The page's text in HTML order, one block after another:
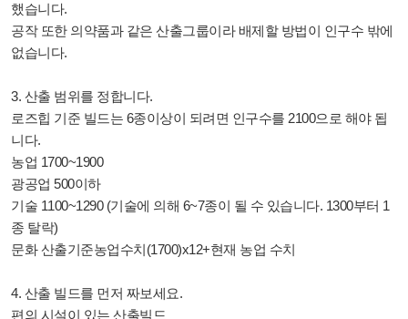
했습니다.
공작 또한 의약품과 같은 산출그룹이라 배제할 방법이 인구수 밖에
없습니다.
3. 산출 범위를 정합니다.
로즈힙 기준 빌드는 6종이상이 되려면 인구수를 2100으로 해야 됩
니다.
농업 1700~1900
광공업 500이하
기술 1100~1290 (기술에 의해 6~7종이 될 수 있습니다. 1300부터 1
종 탈락)
문화 산출기준농업수치(1700)x12+현재 농업 수치
4. 산출 빌드를 먼저 짜보세요.
편의 시설이 있는 산출빌드